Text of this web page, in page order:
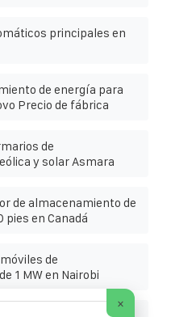
principales en
de energía para
Precio de fábrica
de
y solar Asmara
de almacenamiento de
en Canadá
de
1 MW en Nairobi
×